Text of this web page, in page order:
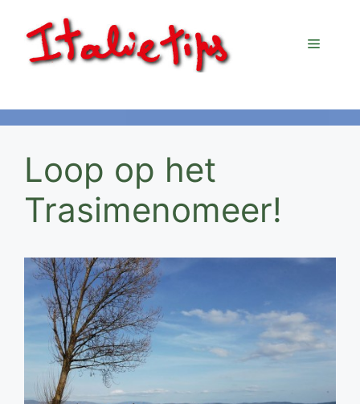
naar
inhoud
Menu
Loop op het
Trasimenomeer!